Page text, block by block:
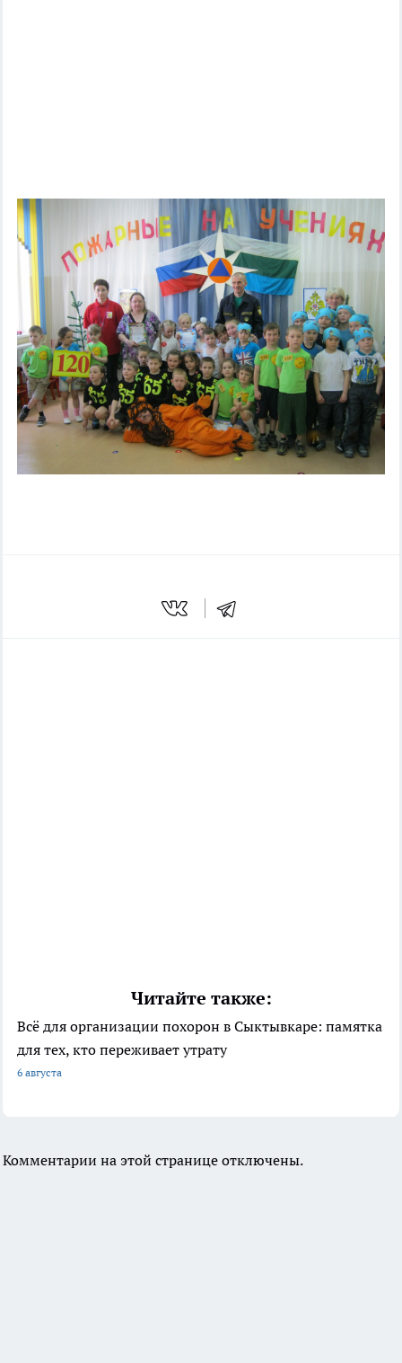
Читайте также:
Всё для организации похорон в Сыктывкаре: памятка
для тех, кто переживает утрату
6 августа
Комментарии на этой странице отключены.